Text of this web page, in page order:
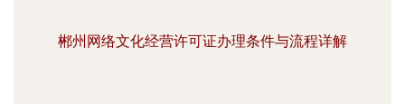
郴州网络文化经营许可证办理条件与流程详解